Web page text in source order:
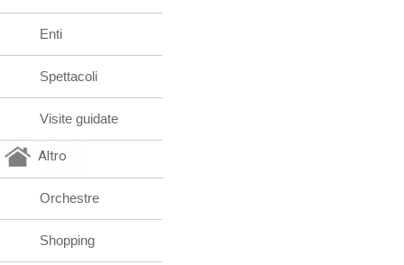
Enti
Spettacoli
Visite guidate
Altro
Orchestre
Shopping